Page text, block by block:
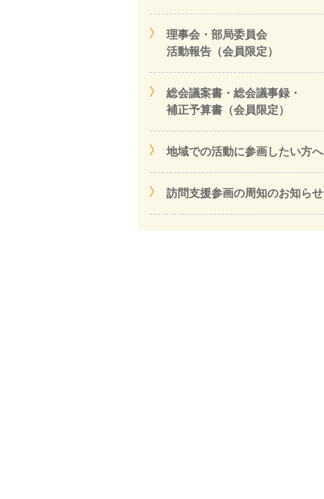
理事会・部局委員会
活動報告（会員限定）
総会議案書・総会議事録・
補正予算書（会員限定）
地域での活動に参画したい方へ
訪問支援参画の周知のお知らせ